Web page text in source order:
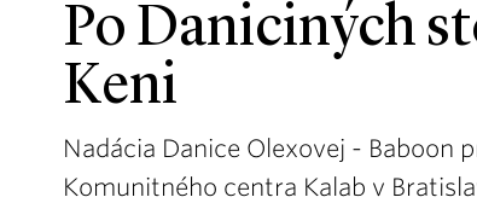
Po Daniciných
Keni
Nadácia Danice Olexovej - Baboon
Komunitného centra Kalab v